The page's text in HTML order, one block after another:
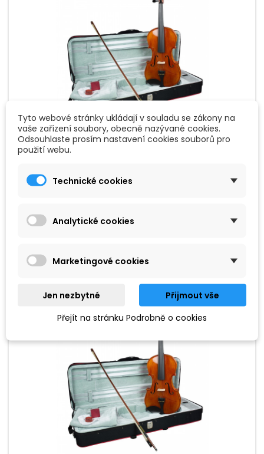
ZNAČKA:HIDERSINE
HIDERSINE VIOLA PIACENZA 15,5" OUTFIT
Violový set 15,5" ideální pro pokročilejší a náročnější violisty.
Součástí je i obal a kalafuna.
Tyto webové stránky ukládají v souladu se zákony na
vaše zařízení soubory, obecně nazývané cookies.
Odsouhlaste prosím nastavení cookies souborů pro
použití webu.
Technické cookies
Analytické cookies
Marketingové cookies
Jen nezbytné
Přijmout vše
Přejít na stránku Podrobně o cookies